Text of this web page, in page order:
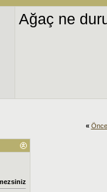
Ağaç ne
«